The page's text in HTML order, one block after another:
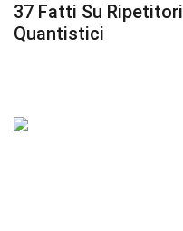
37 Fatti Su Ripetitori
Quantistici